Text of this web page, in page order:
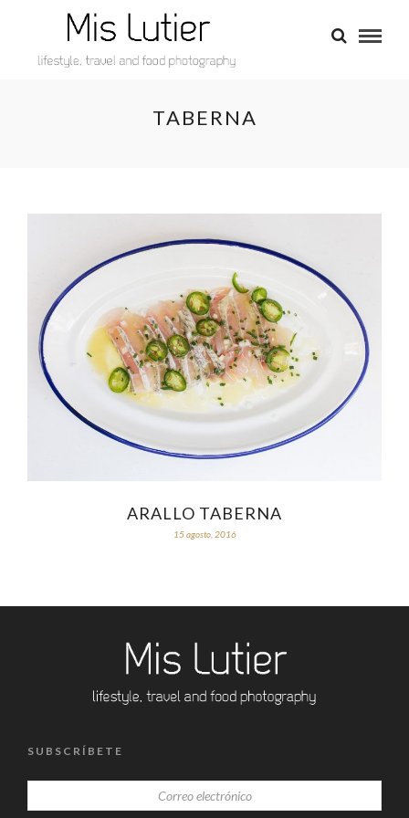
TABERNA
ARALLO TABERNA
15 agosto, 2016
SUBSCRÍBETE